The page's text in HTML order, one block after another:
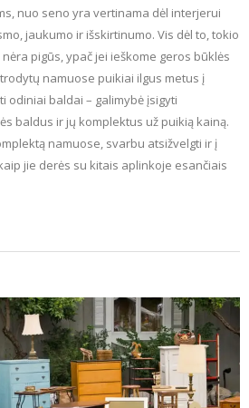
nuo seno yra vertinama dėl interjerui
jaukumo ir išskirtinumo. Vis dėl to, tokio
pigūs, ypač jei ieškome geros būklės
namuose puikiai ilgus metus į
odiniai baldai – galimybė įsigyti
baldus ir jų komplektus už puikią kainą.
namuose, svarbu atsižvelgti ir į
jie derės su kitais aplinkoje esančiais